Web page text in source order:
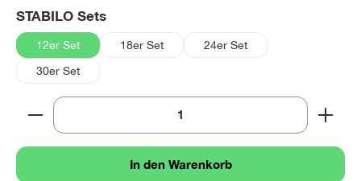
STABILO Setsauswählen
12er Set 18er Set
24er Set
30er Set
Produkt Anzahl: Gib den gewünschten Wert ein
In den Warenkorb